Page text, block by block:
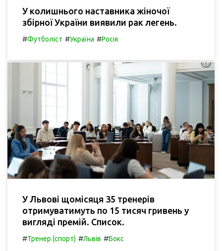
У колишнього наставника жіночої
збірної України виявили рак легень.
#Футболіст #Україна #Росія
У Львові щомісяця 35 тренерів
отримуватимуть по 15 тисяч гривень у
вигляді премій. Список.
#Тренер (спорт) #Львів #Бокс